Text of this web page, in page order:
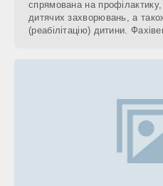
спрямована на профілактику,
дитячих захворювань, а
(реабілітацію) дитини.